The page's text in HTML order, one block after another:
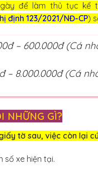
để làm thủ tục kể
định 123/2021/NĐ-CP)
– 600.000đ (Cá
– 8.000.000đ (Cá
NHỮNG GÌ?
tờ sau, việc còn lại
số xe hiện tại.